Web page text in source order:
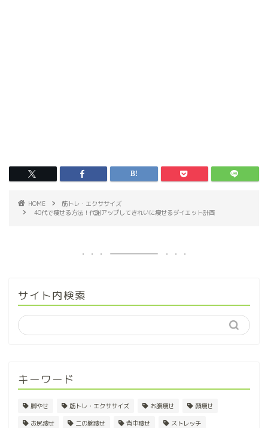
HOME
筋トレ・エクササイズ
40代で痩せる方法！代謝アップしてきれいに痩せるダイエット計画
サイト内検索
キーワード
脚やせ 筋トレ・エクササイズ お腹痩せ 顔痩せ
お尻痩せ 二の腕痩せ 背中痩せ ストレッチ